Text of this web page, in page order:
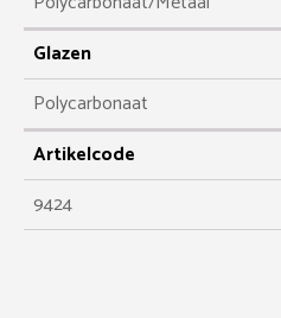
Glazen
Polycarbonaat
Artikelcode
9424